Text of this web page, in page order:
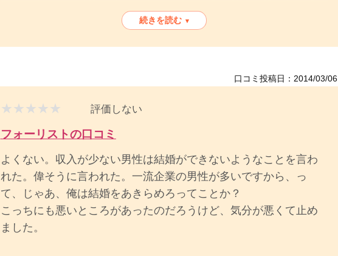
いんだなと言う印象を受けました。
結婚相談で人を選ぶとか初めて聞きました。
続きを読む ▾
口コミ投稿日：2014/03/06
評価しない
フォーリストの口コミ
よくない。収入が少ない男性は結婚ができないようなことを言わ
れた。偉そうに言われた。一流企業の男性が多いですから、っ
て、じゃあ、俺は結婚をあきらめろってことか？
こっちにも悪いところがあったのだろうけど、気分が悪くて止め
ました。